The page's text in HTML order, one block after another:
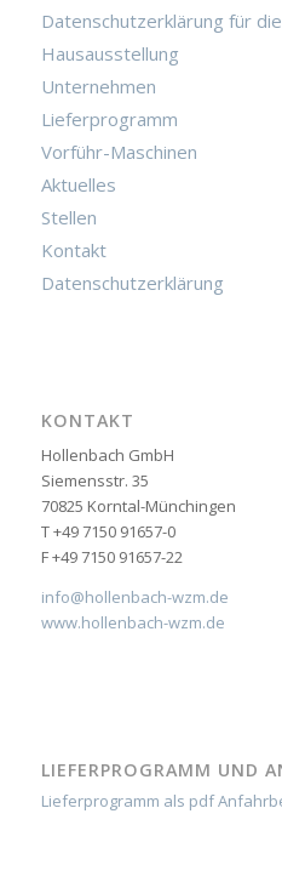
Datenschutzerklärung für
Hausausstellung
Unternehmen
Lieferprogramm
Vorführ-Maschinen
Aktuelles
Stellen
Kontakt
Datenschutzerklärung
KONTAKT
Hollenbach GmbH
Siemensstr. 35
70825 Korntal-Münchingen
T +49 7150 91657-0
F +49 7150 91657-22
info@hollenbach-wzm.de
www.hollenbach-wzm.de
LIEFERPROGRAMM UND
Lieferprogramm als pdf